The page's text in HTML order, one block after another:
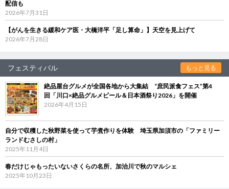
配信も
2026年7月31日
【がんを生きる緩和ケア医・大橋洋平「足し算命」】天空を見上げて
2026年7月28日
フェスティバル もっと見る
絶品屋台グルメが全国各地から大集結 “庶民派食フェス”第4
回「川口×絶品グルメビール＆日本酒祭り2026」を開催
2026年4月15日
自分で収穫した秋野菜を使って芋煮作りを体験 埼玉県加須市の「ファミリー
ランドむさしの村」
2025年11月4日
春だけじゃもったいないさくらの名所、加治川で秋のマルシェ
2025年10月23日